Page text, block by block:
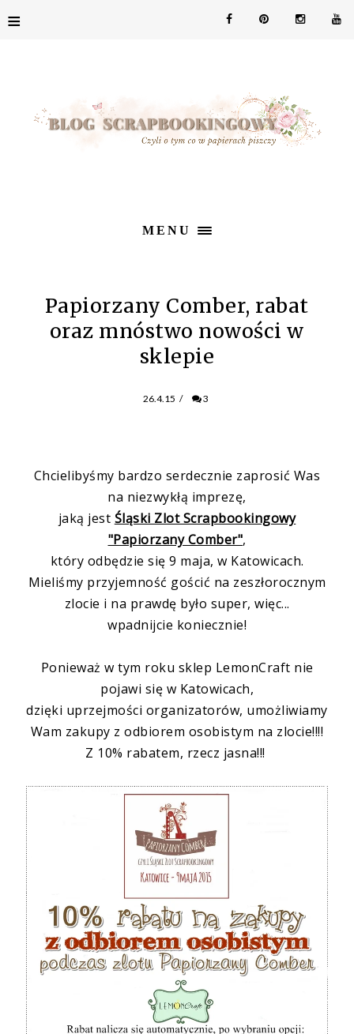
≡
MENU
Papiorzany Comber, rabat
oraz mnóstwo nowości w
sklepie
26.4.15 / 3
Chcielibyśmy bardzo serdecznie zaprosić Was
na niezwykłą imprezę,
jaką jest Śląski Zlot Scrapbookingowy
"Papiorzany Comber",
który odbędzie się 9 maja, w Katowicach.
Mieliśmy przyjemność gościć na zeszłorocznym
zlocie i na prawdę było super, więc...
wpadnijcie koniecznie!
Ponieważ w tym roku sklep LemonCraft nie
pojawi się w Katowicach,
dzięki uprzejmości organizatorów, umożliwiamy
Wam zakupy z odbiorem osobistym na zlocie!!!!
Z 10% rabatem, rzecz jasna!!!